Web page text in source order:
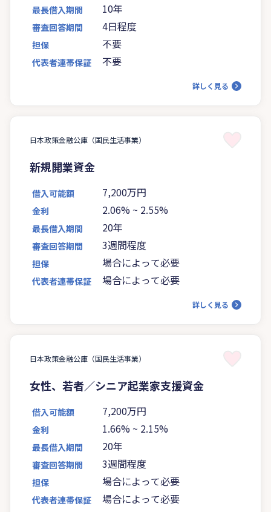
最長借入期間 10年
審査回答期間 4日程度
担保 不要
代表者連帯保証 不要
詳しく見る
日本政策金融公庫（国民生活事業）
新規開業資金
借入可能額 7,200万円
金利 2.06% ~ 2.55%
最長借入期間 20年
審査回答期間 3週間程度
担保 場合によって必要
代表者連帯保証 場合によって必要
詳しく見る
日本政策金融公庫（国民生活事業）
女性、若者／シニア起業家支援資金
借入可能額 7,200万円
金利 1.66% ~ 2.15%
最長借入期間 20年
審査回答期間 3週間程度
担保 場合によって必要
代表者連帯保証 場合によって必要